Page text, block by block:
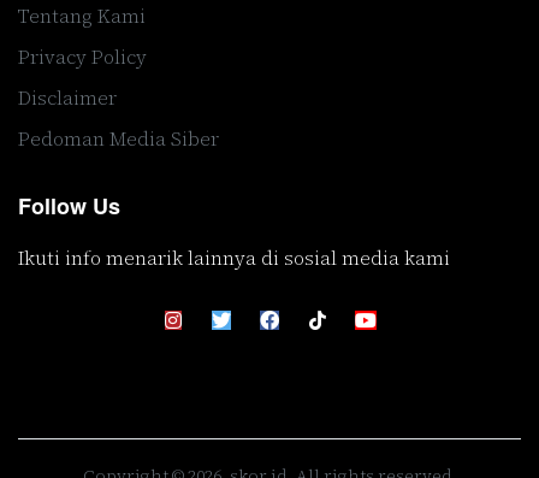
Tentang Kami
Privacy Policy
Disclaimer
Pedoman Media Siber
Follow Us
Ikuti info menarik lainnya di sosial media kami